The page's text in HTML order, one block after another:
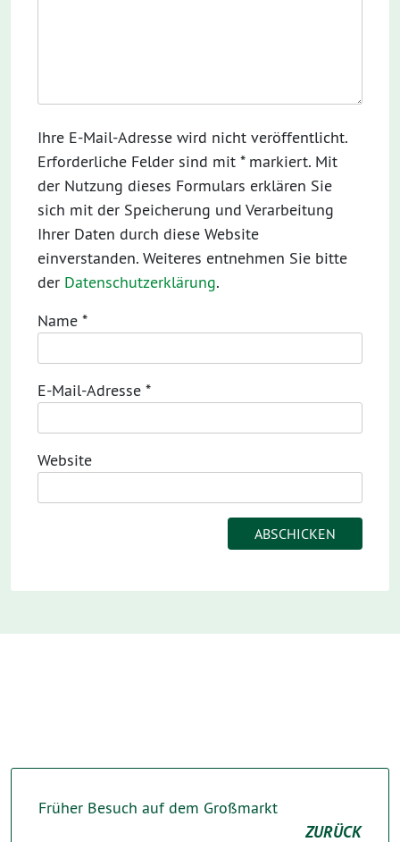
Ihre E-Mail-Adresse wird nicht veröffentlicht.
Erforderliche Felder sind mit * markiert. Mit
der Nutzung dieses Formulars erklären Sie
sich mit der Speicherung und Verarbeitung
Ihrer Daten durch diese Website
einverstanden. Weiteres entnehmen Sie bitte
der Datenschutzerklärung.
Name *
E-Mail-Adresse *
Website
Früher Besuch auf dem Großmarkt
ZURÜCK